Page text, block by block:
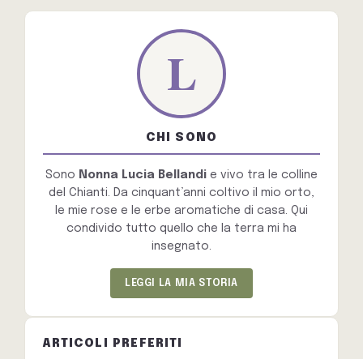
CHI SONO
Sono Nonna Lucia Bellandi e vivo tra le colline
del Chianti. Da cinquant’anni coltivo il mio orto,
le mie rose e le erbe aromatiche di casa. Qui
condivido tutto quello che la terra mi ha
insegnato.
LEGGI LA MIA STORIA
ARTICOLI PREFERITI